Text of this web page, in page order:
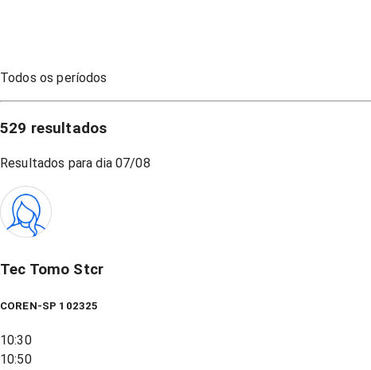
Todos os períodos
529 resultados
Resultados para dia 07/08
Tec Tomo Stcr
COREN-SP 102325
10:30
10:50